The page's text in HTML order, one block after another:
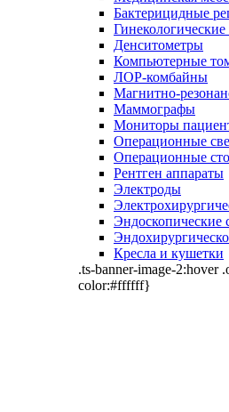
Бактерицидные
Гинекологические
Денситометры
Компьютерные
ЛОР-комбайны
Магнитно-
Маммографы
Мониторы
Операционные
Операционные
Рентген аппараты
Электроды
Эндоскопические
Кресла и кушетки
.ts-banner-image-2:hover
color:#ffffff}